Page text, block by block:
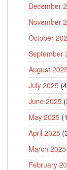
December
November
October
September
August
July 2025
June 2025
May 2025
April 2025
March 2025
February